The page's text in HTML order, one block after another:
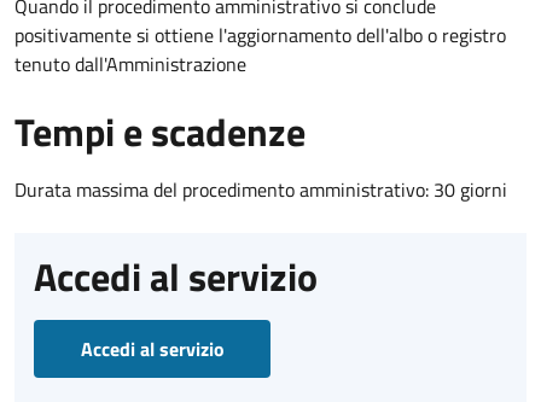
positivamente si ottiene l'aggiornamento dell'albo o registro
tenuto dall'Amministrazione
Tempi e scadenze
Durata massima del procedimento amministrativo: 30 giorni
Accedi al servizio
Accedi al servizio